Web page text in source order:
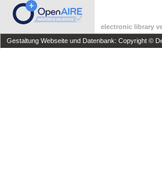
electronic library
Gestaltung Webseite und Datenbank: Copyright ©